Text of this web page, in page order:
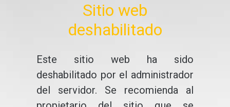
Sitio web
deshabilitado
Este sitio web ha sido
deshabilitado por el administrador
del servidor. Se recomienda al